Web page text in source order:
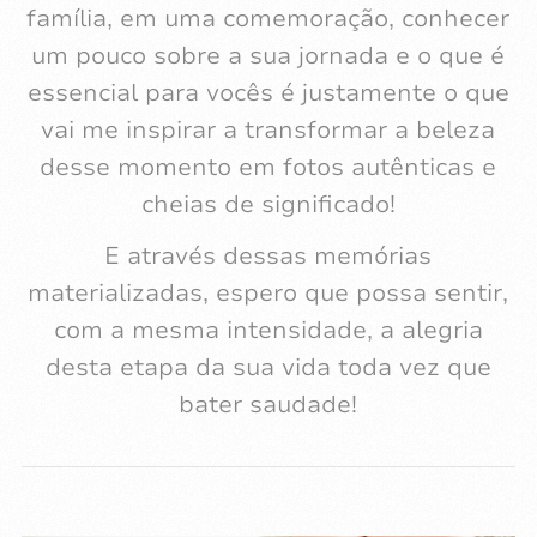
família, em uma comemoração, conhecer
um pouco sobre a sua jornada e o que é
essencial para vocês é justamente o que
vai me inspirar a transformar a beleza
desse momento em fotos autênticas e
cheias de significado!
E através dessas memórias
materializadas, espero que possa sentir,
com a mesma intensidade, a alegria
desta etapa da sua vida toda vez que
bater saudade!